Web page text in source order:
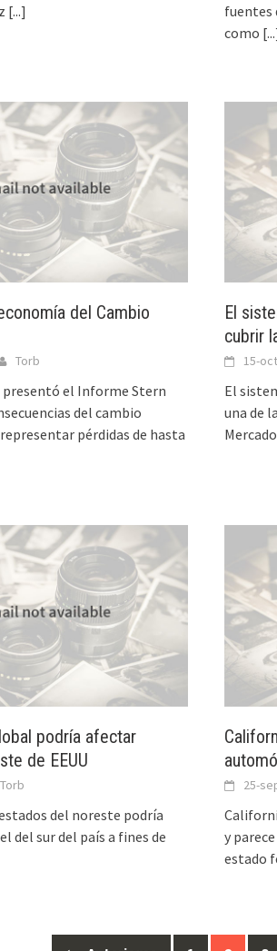
[...]
fuentes
como
del Cambio
Torb
el Informe Stern
del cambio
pérdidas de hasta
El
cubrir
15-
El
una de
podría afectar
de EEUU
Torb
del noreste podría
del sur del país a fines de
25-
y
estado